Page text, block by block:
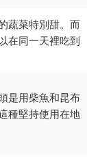
蔬菜特別甜。而
在同一天裡吃到
是用柴魚和昆布
種堅持使用在地